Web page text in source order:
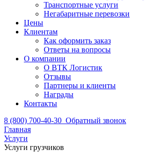
Транспортные услуги
Негабаритные перевозки
Цены
Клиентам
Как оформить заказ
Ответы на вопросы
О компании
О ВТК Логистик
Отзывы
Партнеры и клиенты
Награды
Контакты
8 (800) 700-40-30 Обратный звонок
Главная
Услуги
Услуги грузчиков